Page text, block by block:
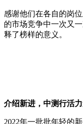
感谢他们在各自的岗
的市场竞争中一次又
释了榜样的意义。
介绍新进，中测行活
2022年一批批年轻的